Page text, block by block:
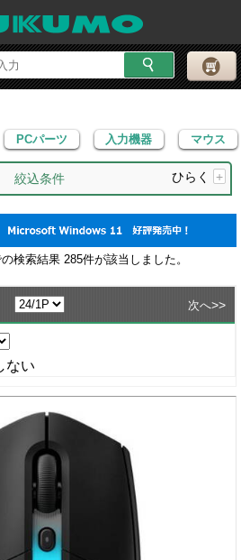
PCパーツ マウス
PCパーツ 入力機器 マウス
絞込条件 ひらく +
の検索結果 285件が該当しました。
次へ>>
ない